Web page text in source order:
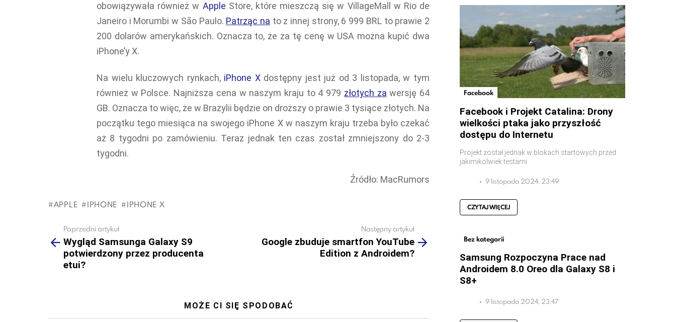
obowiązywała również w Apple Store, które mieszczą się w VillageMall w Rio de
Janeiro i Morumbi w São Paulo. Patrząc na to z innej strony, 6 999 BRL to prawie 2
200 dolarów amerykańskich. Oznacza to, że za tę cenę w USA można kupić dwa
iPhone’y X.
Na wielu kluczowych rynkach, iPhone Xdostępny jest już od 3 listopada, w tym
również w Polsce. Najniższa cena w naszym kraju to 4 979 złotych za wersję 64
GB. Oznacza to więc, że w Brazylii będzie on droższy o prawie 3 tysiące złotych. Na
początku tego miesiąca na swojego iPhone X w naszym kraju trzeba było czekać
aż 8 tygodni po zamówieniu. Teraz jednak ten czas został zmniejszony do 2-3
tygodni.
Źródło: MacRumors
APPLE IPHONE IPHONE X
more
Poprzedni artykuł
Wygląd Samsunga Galaxy S9
potwierdzony przez producenta
etui?
Następny artykuł
Google zbuduje smartfon YouTube
Edition z Androidem?
MOŻE CI SIĘ SPODOBAĆ
Facebook
Facebook i Projekt Catalina: Drony
wielkości ptaka jako przyszłość
dostępu do Internetu
Projekt został jednak w blokach startowych przed
jakimikolwiek testami
9 listopada 2024, 23:49
CZYTAJ WIĘCEJ
Bez kategorii
Samsung Rozpoczyna Prace nad
Androidem 8.0 Oreo dla Galaxy S8 i
S8+
9 listopada 2024, 23:47